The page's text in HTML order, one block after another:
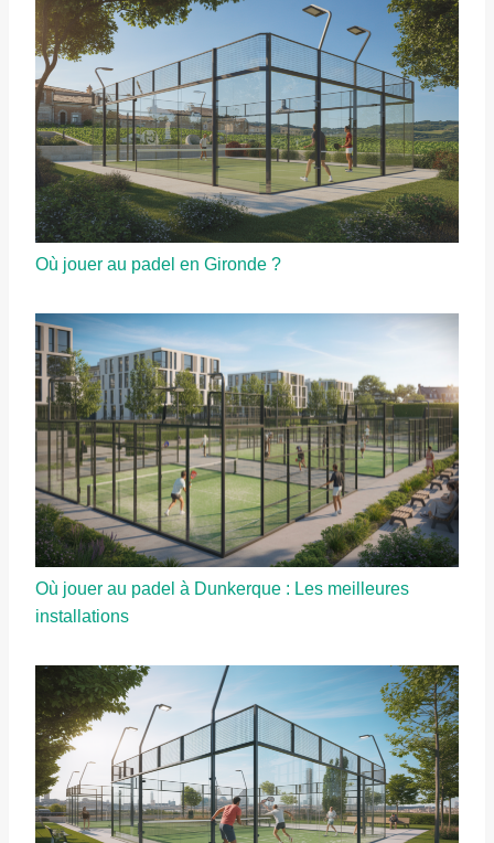
Où jouer au padel en Gironde ?
Où jouer au padel à Dunkerque : Les meilleures
installations